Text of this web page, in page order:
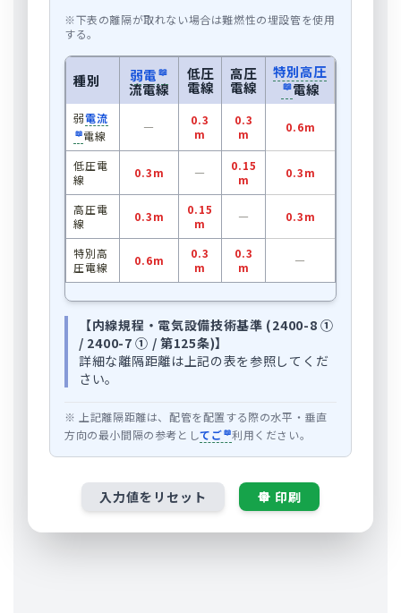
※下表の離隔が取れない場合は難燃性の埋設管を使用
する。
種別 弱電
流電線
低圧
電線
高圧
電線
特別高圧
電線
弱電流
電線
―
0.3
m
0.3
m
0.6m
低圧電
線
0.3m ―
0.15
m
0.3m
高圧電
線
0.3m
0.15
m
― 0.3m
特別高
圧電線
0.6m
0.3
m
0.3
m
―
【内線規程・電気設備技術基準 (2400-8 ①
/ 2400-7 ① / 第125条)】
詳細な離隔距離は上記の表を参照してくだ
さい。
※ 上記離隔距離は、配管を配置する際の水平・垂直
方向の最小間隔の参考としてご 利用ください。
入力値をリセット 印刷